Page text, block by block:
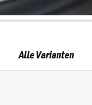
Alle Varianten